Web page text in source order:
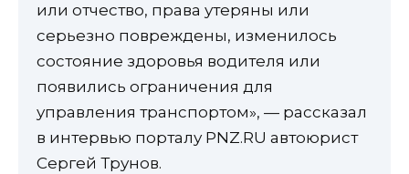
или отчество, права утеряны или
серьезно повреждены, изменилось
состояние здоровья водителя или
появились ограничения для
управления транспортом», — рассказал
в интервью порталу PNZ.RU автоюрист
Сергей Трунов.